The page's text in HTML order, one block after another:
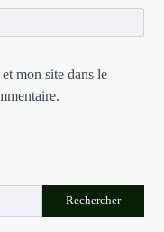
mon site dans le
Rechercher